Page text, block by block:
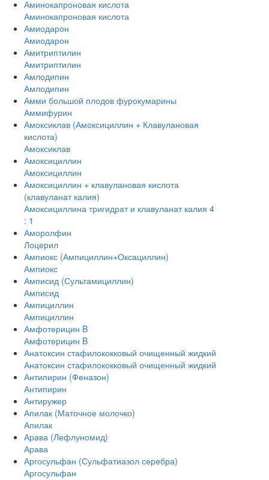
Аминокапроновая кислота
Аминокапроновая кислота
Амиодарон
Амиодарон
Амитриптилин
Амитриптилин
Амлодипин
Амлодипин
Амми большой плодов фурокумарины
Аммифурин
Амоксиклав (Амоксициллин + Клавулановая
кислота)
Амоксиклав
Амоксициллин
Амоксициллин
Амоксициллин + клавулановая кислота
(клавуланат калия)
Амоксициллина тригидрат и клавуланат калия 4
: 1
Аморолфин
Лоцерил
Ампиокс (Ампициллин+Оксациллин)
Ампиокс
Амписид (Сультамициллин)
Амписид
Ампициллин
Ампициллин
Амфотерицин B
Амфотерицин B
Анатоксин стафилококковый очищенный жидкий
Анатоксин стафилококковый очищенный жидкий
Антипирин (Феназон)
Антипирин
Антиружер
Апилак (Маточное молочко)
Апилак
Арава (Лефлуномид)
Арава
Аргосульфан (Сульфатиазол серебра)
Аргосульфан